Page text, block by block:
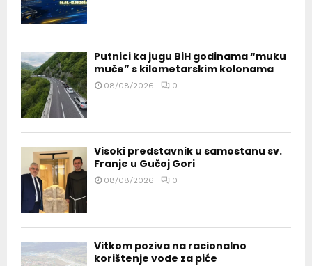
Putnici ka jugu BiH godinama “muku
muče” s kilometarskim kolonama
08/08/2026 0
Visoki predstavnik u samostanu sv.
Franje u Gučoj Gori
08/08/2026 0
Vitkom poziva na racionalno
korištenje vode za piće